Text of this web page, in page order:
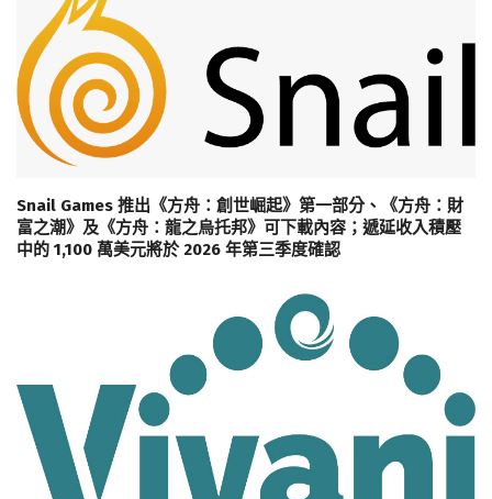
Snail Games 推出《方舟：創世崛起》第一部分、《方舟：財
富之潮》及《方舟：龍之烏托邦》可下載內容；遞延收入積壓
中的 1,100 萬美元將於 2026 年第三季度確認